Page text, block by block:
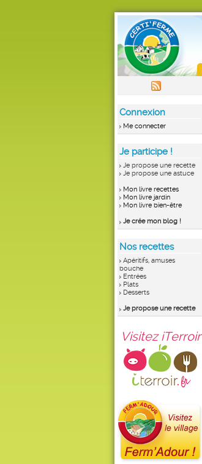
Connexion
Me connecter
Je participe !
Je propose une recette
Je propose une astuce
Mon livre recettes
Mon livre jardin
Mon livre bien-être
Je crée mon blog !
Nos recettes
Apéritifs, amuses
bouche
Entrées
Plats
Desserts
Je propose une recette
Visitez iTerroir